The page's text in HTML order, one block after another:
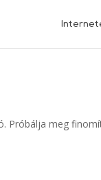
Próbálja meg